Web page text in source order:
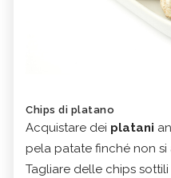
Chips di platano
Acquistare dei platani
pela patate finché non
Tagliare delle chips